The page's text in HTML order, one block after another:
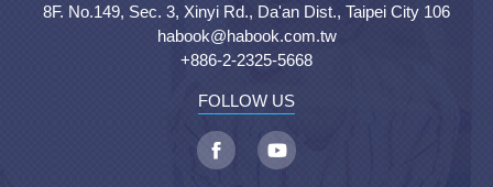
8F. No.149, Sec. 3, Xinyi Rd., Da'an Dist., Taipei City 106
habook@habook.com.tw
+886-2-2325-5668
FOLLOW US